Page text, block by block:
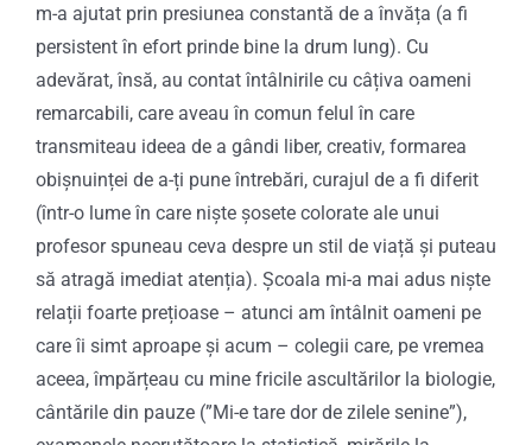
m-a ajutat prin presiunea constantă de a învăța (a fi
persistent în efort prinde bine la drum lung). Cu
adevărat, însă, au contat întâlnirile cu câțiva oameni
remarcabili, care aveau în comun felul în care
transmiteau ideea de a gândi liber, creativ, formarea
obișnuinței de a-ți pune întrebări, curajul de a fi diferit
(într-o lume în care niște șosete colorate ale unui
profesor spuneau ceva despre un stil de viață și puteau
să atragă imediat atenția). Școala mi-a mai adus niște
relații foarte prețioase – atunci am întâlnit oameni pe
care îi simt aproape și acum – colegii care, pe vremea
aceea, împărțeau cu mine fricile ascultărilor la biologie,
cântările din pauze (”Mi-e tare dor de zilele senine”),